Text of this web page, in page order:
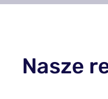
Nasze